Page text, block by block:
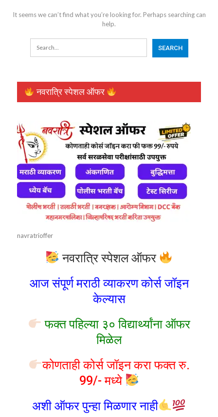
It seems we can’t find what you’re looking for. Perhaps searching can
help.
नवरात्रि स्पेशल ऑफर
navratrioffer
नवरात्रि स्पेशल ऑफर
आज संपूर्ण मराठी व्याकरण कोर्स जॉइन
केल्यास
फक्त पहिल्या ३० विद्यार्थ्यांना ऑफर
मिळेल
कोणताही कोर्स जॉइन करा फक्त रु.
99/- मध्ये
अशी ऑफर पुन्हा मिळणार नाही